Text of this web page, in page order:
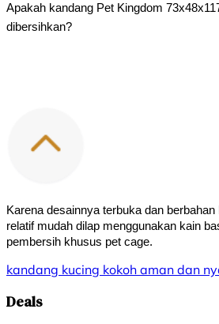
Apakah kandang Pet Kingdom
dibersihkan?
Karena desainnya terbuka dan
relatif mudah dilap menggunakan kain
pembersih khusus pet cage.
kandang kucing kokoh aman dan
Deals